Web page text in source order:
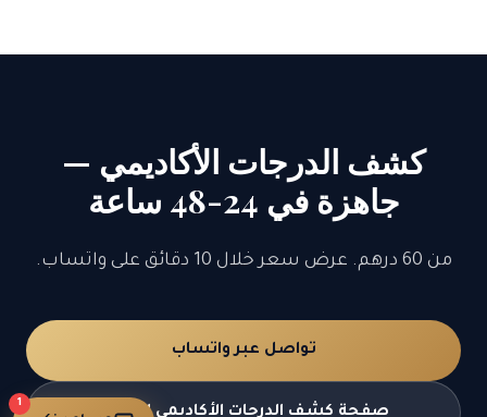
كشف الدرجات الأكاديمي —
جاهزة في 24-48 ساعة
من 60 درهم. عرض سعر خلال 10 دقائق على واتساب.
تواصل عبر واتساب
صفحة كشف الدرجات الأكاديمي الكاملة
1